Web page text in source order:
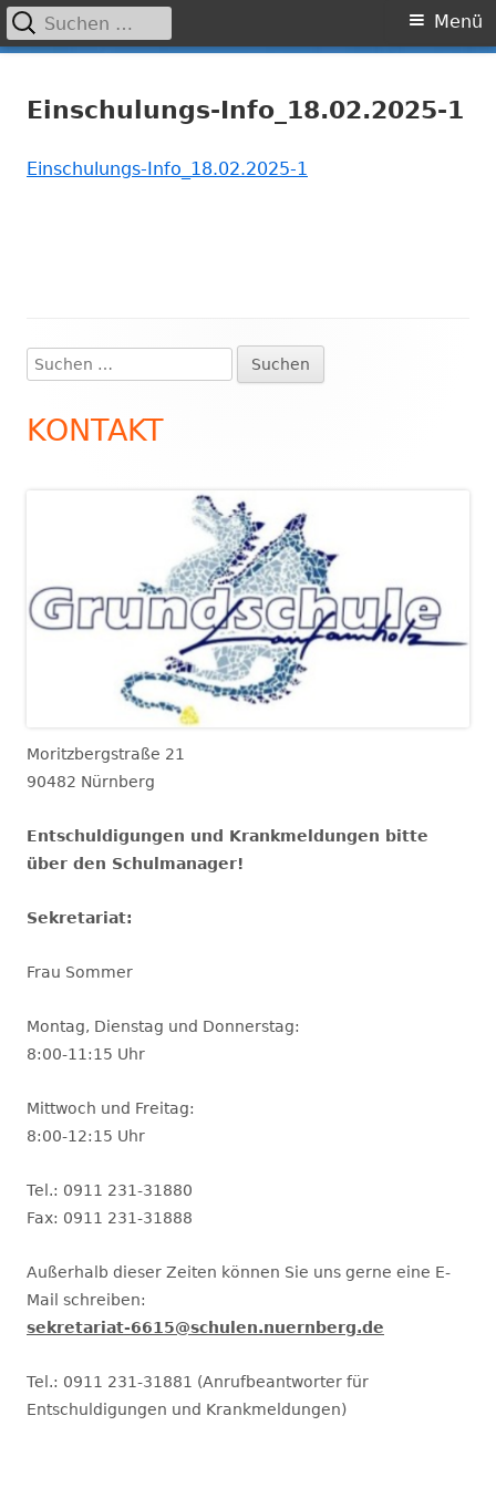
zum
Primäres
Menü
Suchen
nach:
Einschulungs-Info_18.02.2025-1
Einschulungs-Info_18.02.2025-1
Haupt-
Seitenleiste
Suchen
nach:
KONTAKT
Moritzbergstraße 21
90482 Nürnberg
Entschuldigungen und Krankmeldungen bitte
über den Schulmanager!
Sekretariat:
Frau Sommer
Montag, Dienstag und Donnerstag:
8:00-11:15 Uhr
Mittwoch und Freitag:
8:00-12:15 Uhr
Tel.: 0911 231-31880
Fax: 0911 231-31888
Außerhalb dieser Zeiten können Sie uns gerne eine E-
Mail schreiben:
sekretariat-6615@schulen.nuernberg.de
Tel.: 0911 231-31881 (Anrufbeantworter für
Entschuldigungen und Krankmeldungen)